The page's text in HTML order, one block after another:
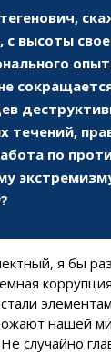
с высоты
течений,
по
я бы
нашей
случайно